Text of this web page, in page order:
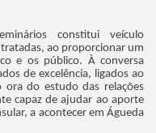
constitui veículo
ao proporcionar um
e os público. À conversa
de excelência, ligados ao
do estudo das relações
capaz de ajudar ao aporte
a acontecer em Águeda